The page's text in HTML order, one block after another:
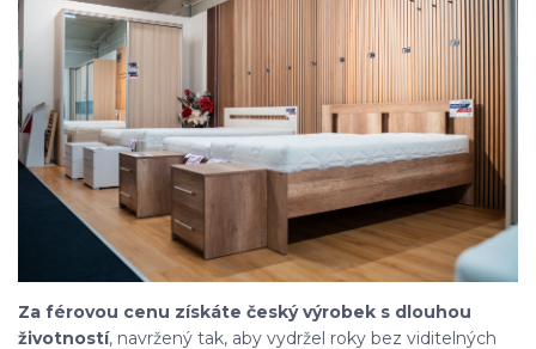
Za férovou cenu získáte český výrobek s dlouhou
životností, navržený tak, aby vydržel roky bez viditelných